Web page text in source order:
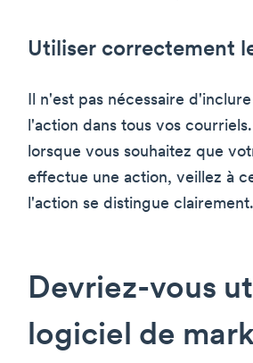
Utiliser correctement
Il n'est pas nécessaire
l'action dans tous vos
lorsque vous souhaitez que
effectue une action, veillez à
l'action se distingue clairement.
Devriez-vous
logiciel de